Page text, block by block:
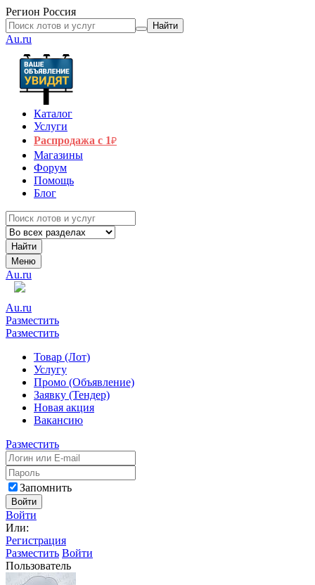
Регион Россия
Найти
Au.ru
Каталог
Услуги
Распродажа с 1₽
Магазины
Форум
Помощь
Блог
Найти
Меню
Au.ru
Au.ru
Разместить
Разместить
Товар (Лот)
Услугу
Промо (Объявление)
Заявку (Тендер)
Новая акция
Вакансию
Разместить
Запомнить
Войти
Войти
Или:
Регистрация
Разместить Войти
Пользователь